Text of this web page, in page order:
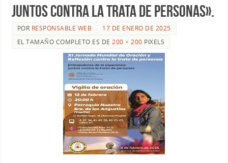
juntos contra la trata de personas».
POR RESPONSABLE WEB
17 DE ENERO DE 2025
EL TAMAÑO COMPLETO ES DE200 × 200 PIXELS